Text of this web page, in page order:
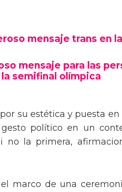
mensaje trans en la
mensaje para las
semifinal olímpica
su estética y puesta en
político en un
la primera,
marco de una